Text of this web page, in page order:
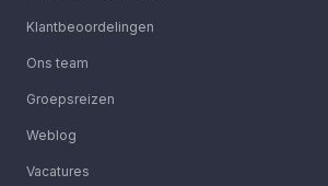
Klantbeoordelingen
Ons team
Groepsreizen
Weblog
Vacatures